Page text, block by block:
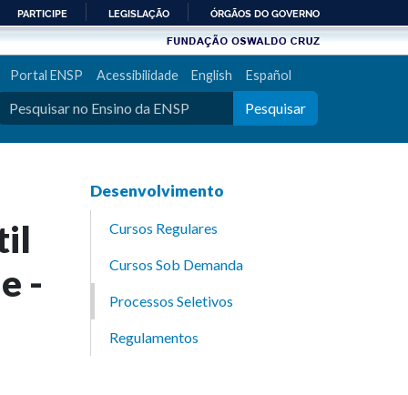
PARTICIPE LEGISLAÇÃO ÓRGÃOS DO GOVERNO
Portal ENSP Acessibilidade English Español
Pesquisar
-
Desenvolvimento
Cursos Regulares
Cursos Sob Demanda
Processos Seletivos
Regulamentos